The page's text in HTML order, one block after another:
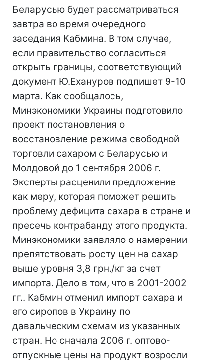
Беларусью будет рассматриваться
завтра во время очередного
заседания Кабмина. В том случае,
если правительство согласиться
открыть границы, соответствующий
документ Ю.Ехануров подпишет 9-10
марта. Как сообщалось,
Минэкономики Украины подготовило
проект постановления о
восстановление режима свободной
торговли сахаром с Беларусью и
Молдовой до 1 сентября 2006 г.
Эксперты расценили предложение
как меру, которая поможет решить
проблему дефицита сахара в стране и
пресечь контрабанду этого продукта.
Минэкономики заявляло о намерении
препятствовать росту цен на сахар
выше уровня 3,8 грн./кг за счет
импорта. Дело в том, что в 2001-2002
гг.. Кабмин отменил импорт сахара и
его сиропов в Украину по
давальческим схемам из указанных
стран. Но сначала 2006 г. оптово-
отпускные цены на продукт возросли